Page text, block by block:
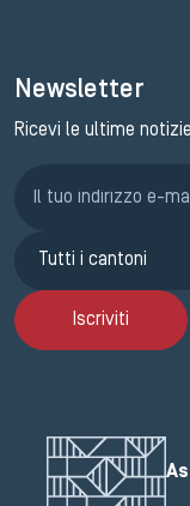
Newsletter
Ricevi le ultime
Iscriviti